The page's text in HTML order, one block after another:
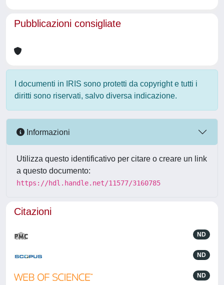
Pubblicazioni consigliate
I documenti in IRIS sono protetti da copyright e tutti i
diritti sono riservati, salvo diversa indicazione.
Informazioni
Utilizza questo identificativo per citare o creare un link
a questo documento:
https://hdl.handle.net/11577/3160785
Citazioni
ND
ND
ND